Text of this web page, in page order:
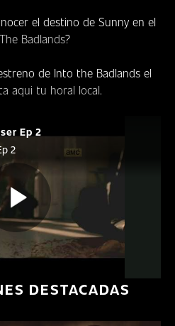
el destino de Sunny en el
Badlands?
de Into the Badlands el
aqui tu horal local.
Ep 2
2
Play
Video
DESTACADAS